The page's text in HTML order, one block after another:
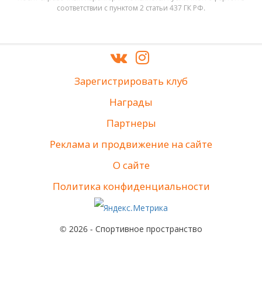
соответствии с пунктом 2 статьи 437 ГК РФ.
Зарегистрировать клуб
Награды
Партнеры
Реклама и продвижение на сайте
О сайте
Политика конфиденциальности
© 2026 - Спортивное пространство